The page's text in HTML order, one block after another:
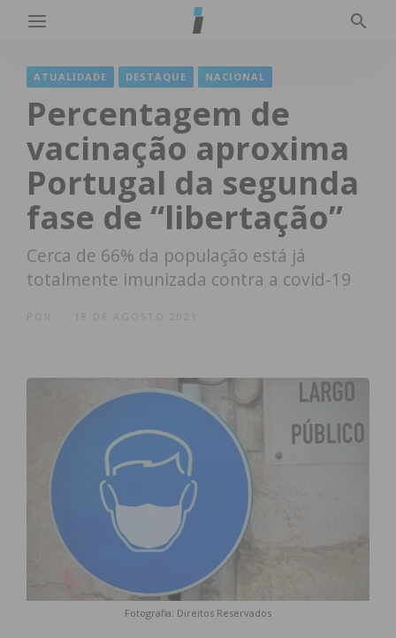
ATUALIDADE DESTAQUE NACIONAL
Percentagem de
vacinação aproxima
Portugal da segunda
fase de “libertação”
Cerca de 66% da população está já
totalmente imunizada contra a covid-19
18 DE AGOSTO 2021
Fotografia: Direitos Reservados